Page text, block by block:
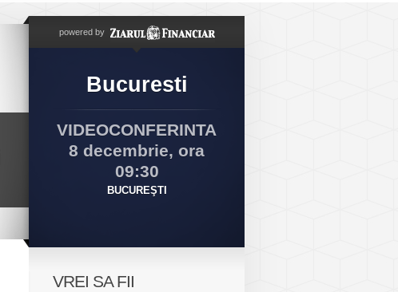
powered by
Bucuresti
VIDEOCONFERINTA
8 decembrie, ora
09:30
BUCUREŞTI
VREI SA FII